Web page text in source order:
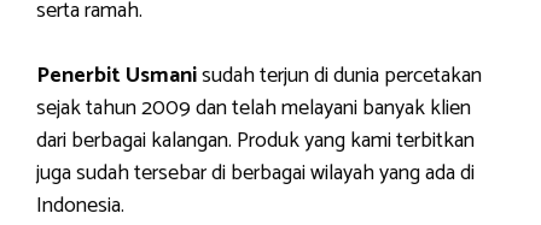
serta ramah.
Penerbit Usmanisudah terjun di dunia percetakan
sejak tahun 2009 dan telah melayani banyak klien
dari berbagai kalangan. Produk yang kami terbitkan
juga sudah tersebar di berbagai wilayah yang ada di
Indonesia.